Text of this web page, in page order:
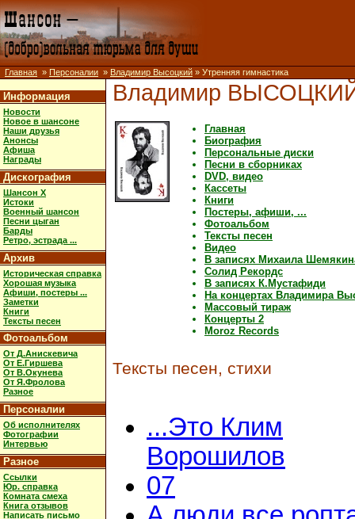
Главная » Персоналии » Владимир Высоцкий » Утренняя гимнастика
Информация
Новости
Новое в шансоне
Наши друзья
Анонсы
Афиша
Награды
Дискография
Шансон X
Истоки
Военный шансон
Песни цыган
Барды
Ретро, эстрада ...
Архив
Историческая справка
Хорошая музыка
Афиши, постеры ...
Заметки
Книги
Тексты песен
Фотоальбом
От Д.Анискевича
От Е.Гиршева
От В.Окунева
От Я.Фролова
Разное
Персоналии
Об исполнителях
Фотографии
Интервью
Разное
Ссылки
Юр. справка
Комната смеха
Книга отзывов
Написать письмо
Владимир
Главная
Биография
Персональные диски
Песни в сборниках
DVD, видео
Кассеты
Книги
Постеры, афиши, ...
Фотоальбом
Тексты песен
Видео
В записях Михаила
Солид Рекордс
В записях К.Мустафиди
На концертах Владимира
Массовый тираж
Концерты 2
Moroz Records
Тексты песен, стихи
...Это Клим
Ворошилов
07